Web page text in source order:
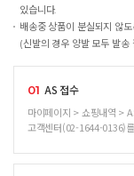
있습니다.
배송중 상품이 분실되지 않
(신발의 경우 양발 모두 발송
01 AS 접수
마이페이지 > 쇼핑내역 >
고객센터(02-1644-0136)